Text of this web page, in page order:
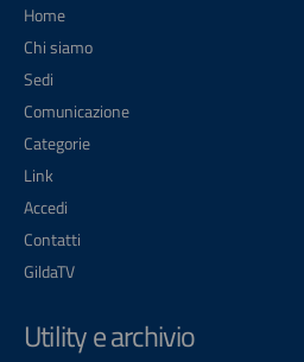
Home
Chi siamo
Sedi
Comunicazione
Categorie
Link
Accedi
Contatti
GildaTV
Utility e archivio